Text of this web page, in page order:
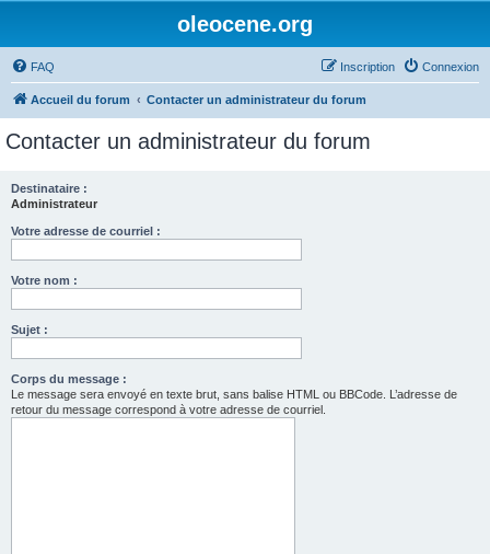
oleocene.org
FAQ Connexion
Inscription
Accueil du forum Contacter un administrateur du forum
Contacter un administrateur du forum
Destinataire :
Administrateur
Votre adresse de courriel :
Votre nom :
Sujet :
Corps du message :
Le message sera envoyé en texte brut, sans balise HTML ou BBCode. L’adresse de
retour du message correspond à votre adresse de courriel.